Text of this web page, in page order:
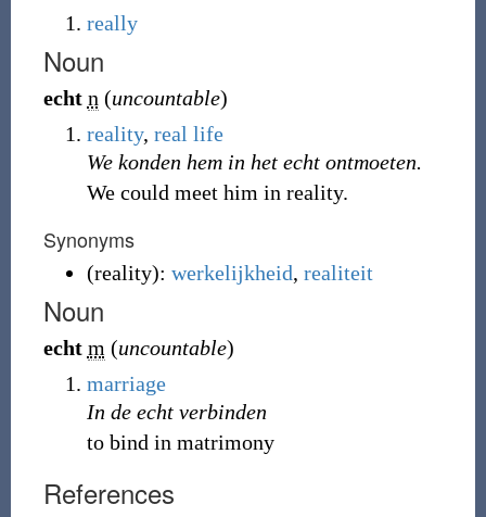
really
Noun
echt n (uncountable)
reality, real life
We konden hem in het echt ontmoeten.
We could meet him in reality.
Synonyms
(reality): werkelijkheid, realiteit
Noun
echt m (uncountable)
marriage
In de echt verbinden
to bind in matrimony
References